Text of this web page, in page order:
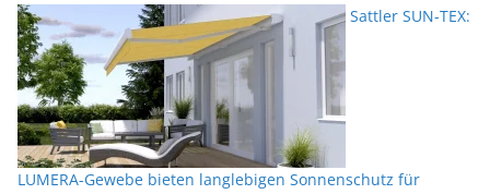
Sattler SUN-TEX:
LUMERA-Gewebe bieten langlebigen Sonnenschutz für